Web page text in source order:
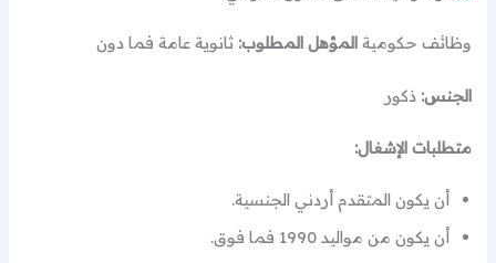
وظائف حكوميةالمؤهل المطلوب: ثانوية عامة فما دون
الجنس: ذكور
متطلبات الإشغال:
أن يكون المتقدم أردني الجنسية.
أن يكون من مواليد 1990 فما فوق.